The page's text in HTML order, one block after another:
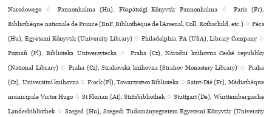
Narodowego ♢ Pannonhalma (Hu), Föapátsági Könyvtár Pannonhalma ♢ Paris (Fr),
Bibliothèque nationale de France (BnF, Bibliothèque de l’Arsenal, Coll. Rothschild, etc.) ♢ Pécs
(Hu), Egyetemi Könyvtár (University Library) ♢ Philadelphia, PA (USA), Library Company ♢
Poznañ (Pl), Biblioteka Uniwersytecka ♢ Praha (Cz), Národní kni­hovna Ceské repu­bliky
(National Library) ♢ Praha (Cz), Strahovská kni­hovna (Strahov Monastery Library) ♢ Praha
(Cz), Universitní kni­hovna ♢ Płock (Pl), Towarzystwo Biblioteka ♢ Saint-Dié (Fr), Médiathèque
muni­ci­pale Victor Hugo ♢ St Florian (At), Stiftsbibliothek ♢ Stuttgart (De), Württembergische
Landesbibliothek ♢ Szeged (Hu), Szegedi Tudományegyetem Egyetemi Könyvtár (University